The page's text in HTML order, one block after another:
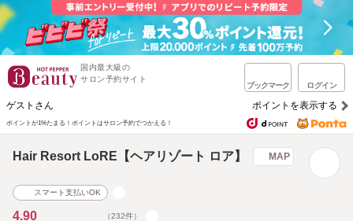
国内最大級の
サロン予約サイト
ブックマーク ログイン
ゲストさん ポイントを表示する
ポイントが1%たまる！ ポイントはサロン予約でつかえる！
Hair Resort LoRE【ヘアリゾート ロア】 MAP
スマート支払いOK
4.90 （232件）